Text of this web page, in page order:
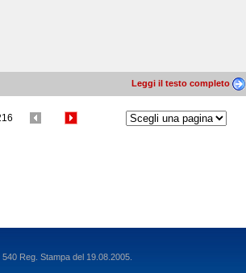
Leggi il testo completo
Reg. Stampa del 19.08.2005.